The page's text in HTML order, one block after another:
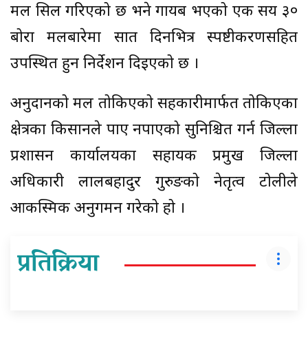
मल सिल गरिएको छ भने गायब भएको एक सय ३०
बोरा मलबारेमा सात दिनभित्र स्पष्टीकरणसहित
उपस्थित हुन निर्देशन दिइएको छ ।
अनुदानको मल तोकिएको सहकारीमार्फत तोकिएका
क्षेत्रका किसानले पाए नपाएको सुनिश्चित गर्न जिल्ला
प्रशासन कार्यालयका सहायक प्रमुख जिल्ला
अधिकारी लालबहादुर गुरुङको नेतृत्व टोलीले
आकस्मिक अनुगमन गरेको हो ।
प्रतिक्रिया